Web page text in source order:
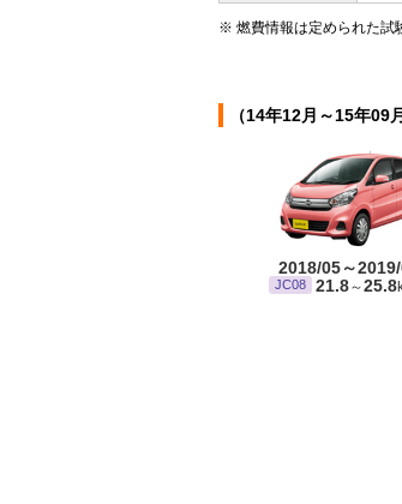
※ 燃費情報は定められた試
（14年12月～15年09
2018/05～
JC08 21.8～25.8